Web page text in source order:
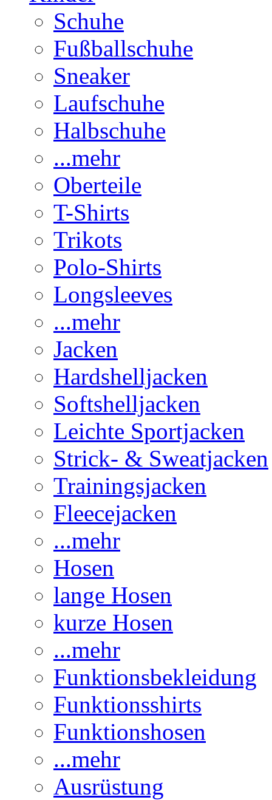
Schuhe
Fußballschuhe
Sneaker
Laufschuhe
Halbschuhe
...mehr
Oberteile
T-Shirts
Trikots
Polo-Shirts
Longsleeves
...mehr
Jacken
Hardshelljacken
Softshelljacken
Leichte Sportjacken
Strick- & Sweatjacken
Trainingsjacken
Fleecejacken
...mehr
Hosen
lange Hosen
kurze Hosen
...mehr
Funktionsbekleidung
Funktionsshirts
Funktionshosen
...mehr
Ausrüstung